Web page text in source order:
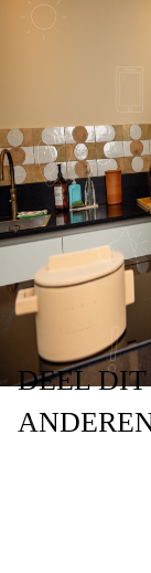
SKJ
DEEL